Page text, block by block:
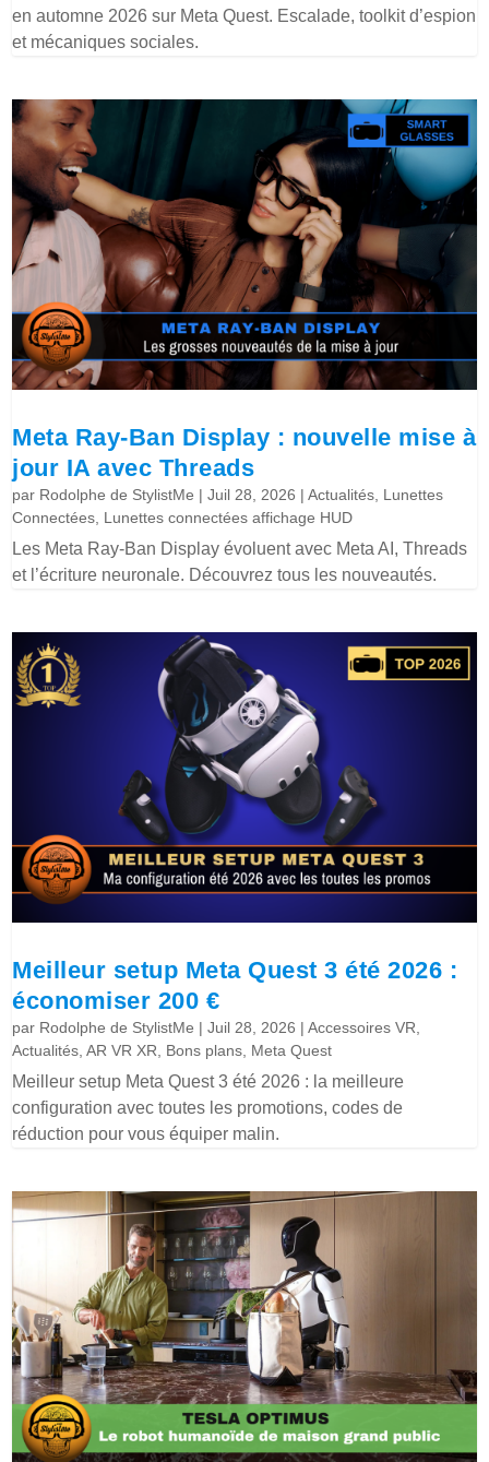
en automne 2026 sur Meta Quest. Escalade, toolkit d’espion
et mécaniques sociales.
Meta Ray-Ban Display : nouvelle mise à
jour IA avec Threads
par Rodolphe de StylistMe |Juil 28, 2026 |Actualités Lunettes
Connectées Lunettes connectées affichage HUD
Les Meta Ray-Ban Display évoluent avec Meta AI, Threads
et l’écriture neuronale. Découvrez tous les nouveautés.
Meilleur setup Meta Quest 3 été 2026 :
économiser 200 €
par Rodolphe de StylistMe |Juil 28, 2026 |Accessoires VR
Actualités ,AR VR XR Bons plans Meta Quest
Meilleur setup Meta Quest 3 été 2026 : la meilleure
configuration avec toutes les promotions, codes de
réduction pour vous équiper malin.